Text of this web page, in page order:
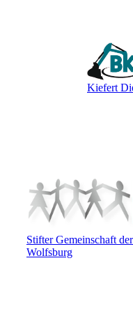
Kiefert
Stifter Gemeinschaft
Wolfsburg